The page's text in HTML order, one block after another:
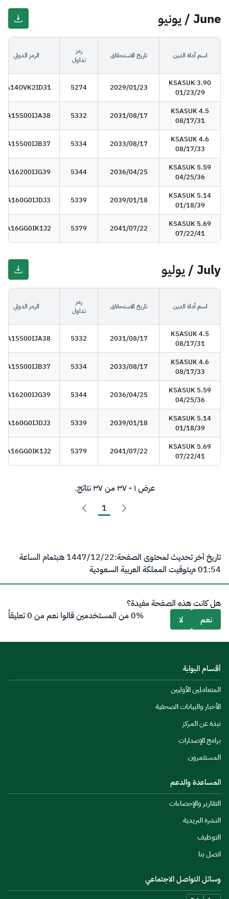
June / يونيو
اسم أداة الدين تاريخ الاستحقاق
رمز
تداول
الرمز الدولي
KSASUK 3.90
01/23/29
2029/01/23
5274
SA14OVK2ID31
KSASUK 4.5
08/17/31
2031/08/17
5332
SA15S00IJA38
KSASUK 4.6
08/17/33
2033/08/17
5334
SA15S00IJB37
KSASUK 5.59
04/25/36
2036/04/25
5344
SA16200IJG39
KSASUK 5.14
01/18/39
2039/01/18
5339
SA160G0IJDJ3
KSASUK 5.69
07/22/41
2041/07/22
5379
SA16GG0IK1J2
July / يوليو
اسم أداة الدين تاريخ الاستحقاق
رمز
تداول
الرمز الدولي
KSASUK 4.5
08/17/31
2031/08/17
5332
SA15S00IJA38
KSASUK 4.6
08/17/33
2033/08/17
5334
SA15S00IJB37
KSASUK 5.59
04/25/36
2036/04/25
5344
SA16200IJG39
KSASUK 5.14
01/18/39
2039/01/18
5339
SA160G0IJDJ3
KSASUK 5.69
07/22/41
2041/07/22
5379
SA16GG0IK1J2
عرض ١ - ٣٧ من ٣٧ نتائج.
1
تاريخ آخر تحديث لمحتوى الصفحة:22‏/12‏/1447 هـ
بتمام الساعة
01:54 م
بتوقيت المملكة العربية السعودية
هل كانت هذه الصفحة مفيدة؟
نعم
لا 0% من المستخدمين قالوا نعم من 0 تعليقاً
أقسام البوابة
المتعاملين الأوليين
الأخبار والبيانات الصحفية
نبذة عن المركز
برامج الإصدارات
المستثمرون
المساعدة والدعم
التقارير والإحصاءات
النشرة البريدية
التوظيف
اتصل بنا
وسائل التواصل الاجتماعي